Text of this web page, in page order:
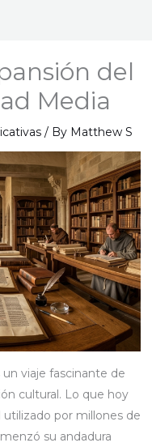
del
Media
/ By Matthew S
viaje fascinante de
cultural. Lo que hoy
por millones de
su andadura